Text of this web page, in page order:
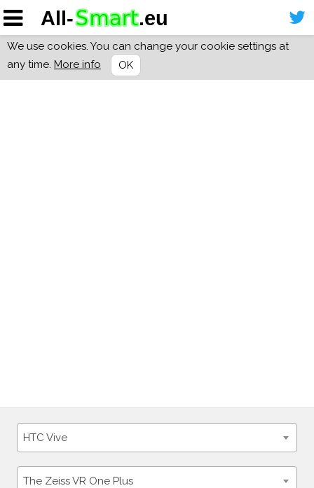
We use cookies. You can change your cookie settings at
any time. More info OK
HTC Vive
The Zeiss VR One Plus